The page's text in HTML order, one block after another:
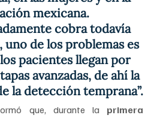
mexicana.
cobra todavía
uno de los problemas es
pacientes llegan por
avanzadas, de ahí la
la detección temprana”.
que, durante la primera